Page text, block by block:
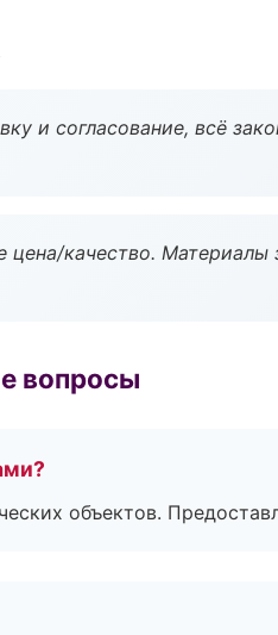
и согласование, всё
цена/качество.
вопросы
объектов.